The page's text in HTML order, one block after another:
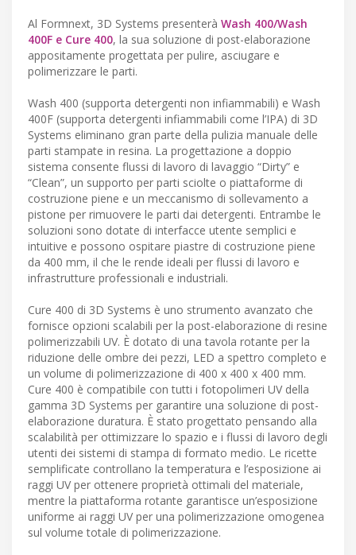
Al Formnext, 3D Systems presenterà Wash 400/Wash
400F e Cure 400, la sua soluzione di post-elaborazione
appositamente progettata per pulire, asciugare e
polimerizzare le parti.
Wash 400 (supporta detergenti non infiammabili) e Wash
400F (supporta detergenti infiammabili come l’IPA) di 3D
Systems eliminano gran parte della pulizia manuale delle
parti stampate in resina. La progettazione a doppio
sistema consente flussi di lavoro di lavaggio “Dirty” e
“Clean”, un supporto per parti sciolte o piattaforme di
costruzione piene e un meccanismo di sollevamento a
pistone per rimuovere le parti dai detergenti. Entrambe le
soluzioni sono dotate di interfacce utente semplici e
intuitive e possono ospitare piastre di costruzione piene
da 400 mm, il che le rende ideali per flussi di lavoro e
infrastrutture professionali e industriali.
Cure 400 di 3D Systems è uno strumento avanzato che
fornisce opzioni scalabili per la post-elaborazione di resine
polimerizzabili UV. È dotato di una tavola rotante per la
riduzione delle ombre dei pezzi, LED a spettro completo e
un volume di polimerizzazione di 400 x 400 x 400 mm.
Cure 400 è compatibile con tutti i fotopolimeri UV della
gamma 3D Systems per garantire una soluzione di post-
elaborazione duratura. È stato progettato pensando alla
scalabilità per ottimizzare lo spazio e i flussi di lavoro degli
utenti dei sistemi di stampa di formato medio. Le ricette
semplificate controllano la temperatura e l’esposizione ai
raggi UV per ottenere proprietà ottimali del materiale,
mentre la piattaforma rotante garantisce un’esposizione
uniforme ai raggi UV per una polimerizzazione omogenea
sul volume totale di polimerizzazione.